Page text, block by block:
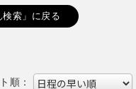
索」に戻る
順：